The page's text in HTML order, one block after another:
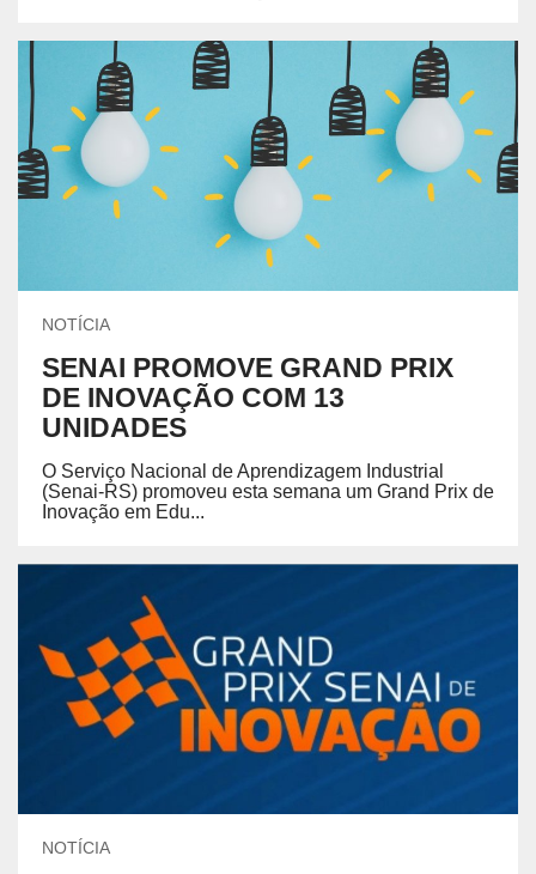
NOTÍCIA
SENAI PROMOVE GRAND PRIX
DE INOVAÇÃO COM 13
UNIDADES
O Serviço Nacional de Aprendizagem Industrial
(Senai-RS) promoveu esta semana um Grand Prix de
Inovação em Edu...
NOTÍCIA